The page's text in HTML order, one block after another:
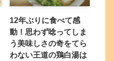
12年ぶりに食べて感
動！思わず唸ってしま
う美味しさの奇をてら
わない王道の鶏白湯は